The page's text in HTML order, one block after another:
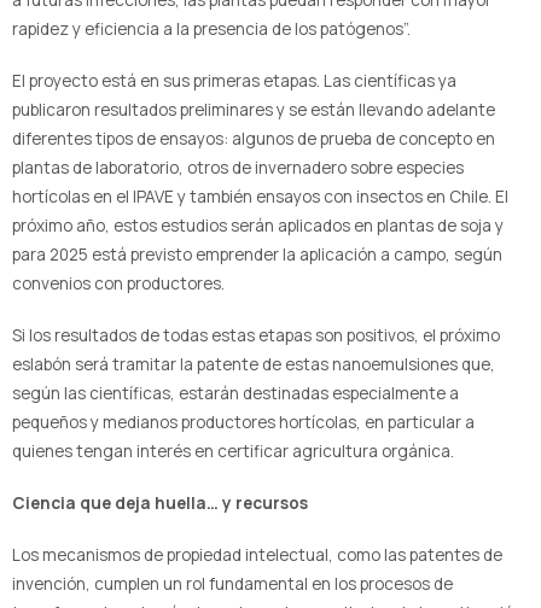
rapidez y eficiencia a la presencia de los patógenos”.
El proyecto está en sus primeras etapas. Las científicas ya
publicaron resultados preliminares y se están llevando adelante
diferentes tipos de ensayos: algunos de prueba de concepto en
plantas de laboratorio, otros de invernadero sobre especies
hortícolas en el IPAVE y también ensayos con insectos en Chile. El
próximo año, estos estudios serán aplicados en plantas de soja y
para 2025 está previsto emprender la aplicación a campo, según
convenios con productores.
Si los resultados de todas estas etapas son positivos, el próximo
eslabón será tramitar la patente de estas nanoemulsiones que,
según las científicas, estarán destinadas especialmente a
pequeños y medianos productores hortícolas, en particular a
quienes tengan interés en certificar agricultura orgánica.
Ciencia que deja huella… y recursos
Los mecanismos de propiedad intelectual, como las patentes de
invención, cumplen un rol fundamental en los procesos de